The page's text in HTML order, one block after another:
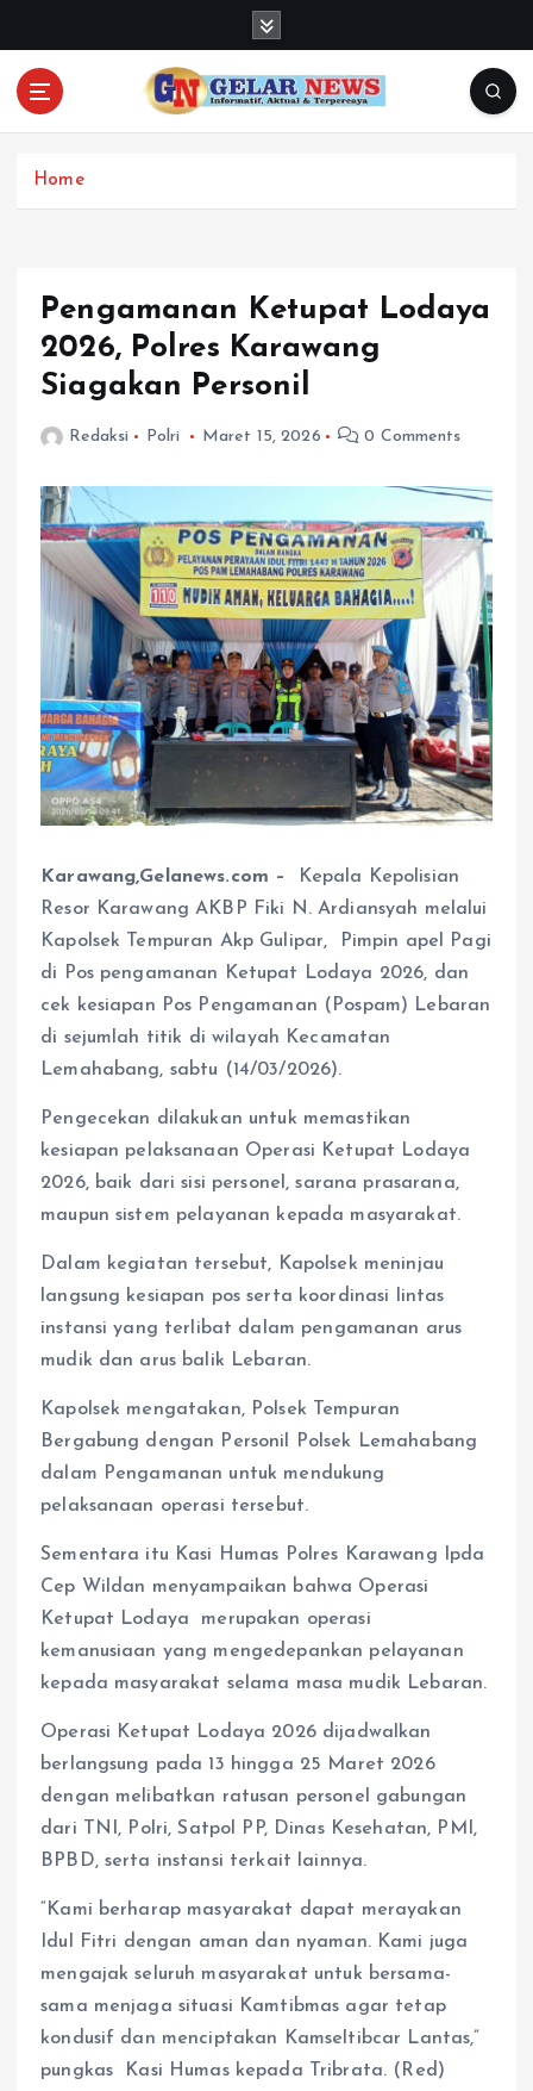
Home
Pengamanan Ketupat Lodaya
2026, Polres Karawang
Siagakan Personil
Redaksi Polri Maret 15, 2026 0 Comments
Karawang,Gelanews.com –
Kepala Kepolisian
Resor Karawang AKBP Fiki N. Ardiansyah melalui
Kapolsek Tempuran Akp Gulipar, Pimpin apel Pagi
di Pos pengamanan Ketupat Lodaya 2026, dan
cek kesiapan Pos Pengamanan (Pospam) Lebaran
di sejumlah titik di wilayah Kecamatan
Lemahabang, sabtu (14/03/2026).
Pengecekan dilakukan untuk memastikan
kesiapan pelaksanaan Operasi Ketupat Lodaya
2026, baik dari sisi personel, sarana prasarana,
maupun sistem pelayanan kepada masyarakat.
Dalam kegiatan tersebut, Kapolsek meninjau
langsung kesiapan pos serta koordinasi lintas
instansi yang terlibat dalam pengamanan arus
mudik dan arus balik Lebaran.
Kapolsek mengatakan, Polsek Tempuran
Bergabung dengan Personil Polsek Lemahabang
dalam Pengamanan untuk mendukung
pelaksanaan operasi tersebut.
Sementara itu Kasi Humas Polres Karawang Ipda
Cep Wildan menyampaikan bahwa Operasi
Ketupat Lodaya merupakan operasi
kemanusiaan yang mengedepankan pelayanan
kepada masyarakat selama masa mudik Lebaran.
Operasi Ketupat Lodaya 2026 dijadwalkan
berlangsung pada 13 hingga 25 Maret 2026
dengan melibatkan ratusan personel gabungan
dari TNI, Polri, Satpol PP, Dinas Kesehatan, PMI,
BPBD, serta instansi terkait lainnya.
“Kami berharap masyarakat dapat merayakan
Idul Fitri dengan aman dan nyaman. Kami juga
mengajak seluruh masyarakat untuk bersama-
sama menjaga situasi Kamtibmas agar tetap
kondusif dan menciptakan Kamseltibcar Lantas,”
pungkas Kasi Humas kepada Tribrata. (Red)